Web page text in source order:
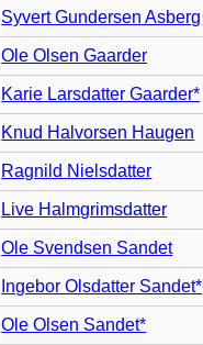
Syvert Gundersen Asberg
Ole Olsen Gaarder
Karie Larsdatter Gaarder*
Knud Halvorsen Haugen
Ragnild Nielsdatter
Live Halmgrimsdatter
Ole Svendsen Sandet
Ingebor Olsdatter Sandet*
Ole Olsen Sandet*